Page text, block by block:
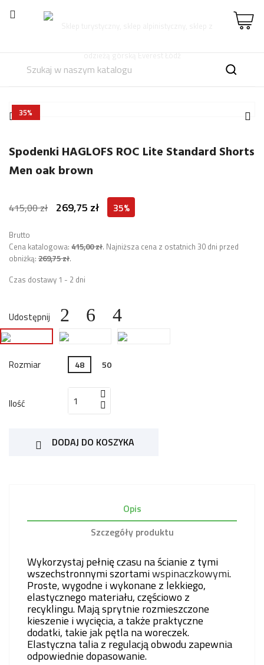

35%
 
Spodenki HAGLOFS ROC Lite Standard Shorts
Men oak brown
415,00 zł 269,75 zł 35%
Brutto
Cena katalogowa: 415,00 zł. Najniższa cena z ostatnich 30 dni przed
obniżką: 269,75 zł.
Czas dostawy 1 - 2 dni
Udostępnij
Rozmiar 48 50
Ilość
 DODAJ DO KOSZYKA
Opis
Szczegóły produktu
Wykorzystaj pełnię czasu na ścianie z tymi
wszechstronnymi szortamiwspinaczkowymi.
Proste, wygodne i wykonane z lekkiego,
elastycznego materiału, częściowo z
recyklingu. Mają sprytnie rozmieszczone
kieszenie i wycięcia, a także praktyczne
dodatki, takie jak pętla na woreczek.
Elastyczna talia z regulacją obwodu zapewnia
odpowiednie dopasowanie.